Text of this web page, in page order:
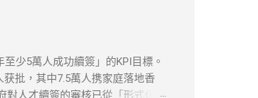
如美国或香港。 开始浏览 ：一旦
到VPN ：一些流媒体平台会检测
略微影响上网速度。如果速度较
和封锁。使用VPN翻墙，可以突破
少5萬人成功續簽」的KPI目標。
批，其中7.5萬人携家庭落地香
對人才續簽的審核已從「形式化」